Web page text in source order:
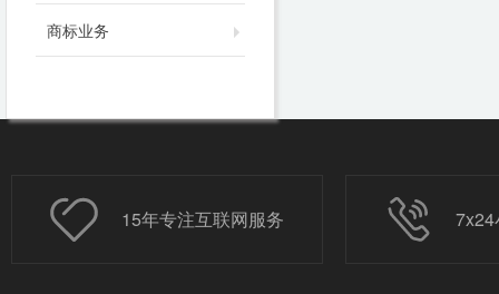
商标业务
15年专注互联网服务